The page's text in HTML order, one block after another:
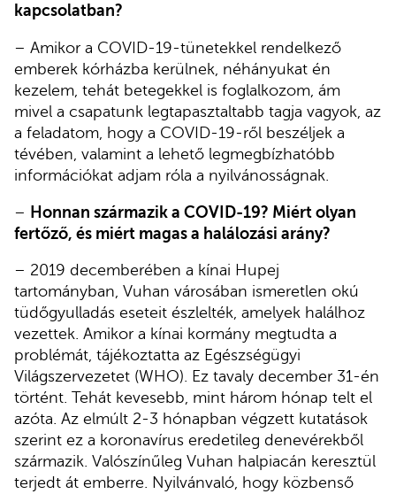
kapcsolatban?
– Amikor a COVID-19-tünetekkel rendelkező
emberek kórházba kerülnek, néhányukat én
kezelem, tehát betegekkel is foglalkozom, ám
mivel a csapatunk legtapasztaltabb tagja vagyok, az
a feladatom, hogy a COVID-19-ről beszéljek a
tévében, valamint a lehető legmegbízhatóbb
információkat adjam róla a nyilvánosságnak.
– Honnan származik a COVID-19? Miért olyan
fertőző, és miért magas a halálozási arány?
– 2019 decemberében a kínai Hupej
tartományban, Vuhan városában ismeretlen okú
tüdőgyulladás eseteit észlelték, amelyek halálhoz
vezettek. Amikor a kínai kormány megtudta a
problémát, tájékoztatta az Egészségügyi
Világszervezetet (WHO). Ez tavaly december 31-én
történt. Tehát kevesebb, mint három hónap telt el
azóta. Az elmúlt 2-3 hónapban végzett kutatások
szerint ez a koronavírus eredetileg denevérekből
származik. Valószínűleg Vuhan halpiacán keresztül
terjedt át emberre. Nyilvánvaló, hogy közbenső